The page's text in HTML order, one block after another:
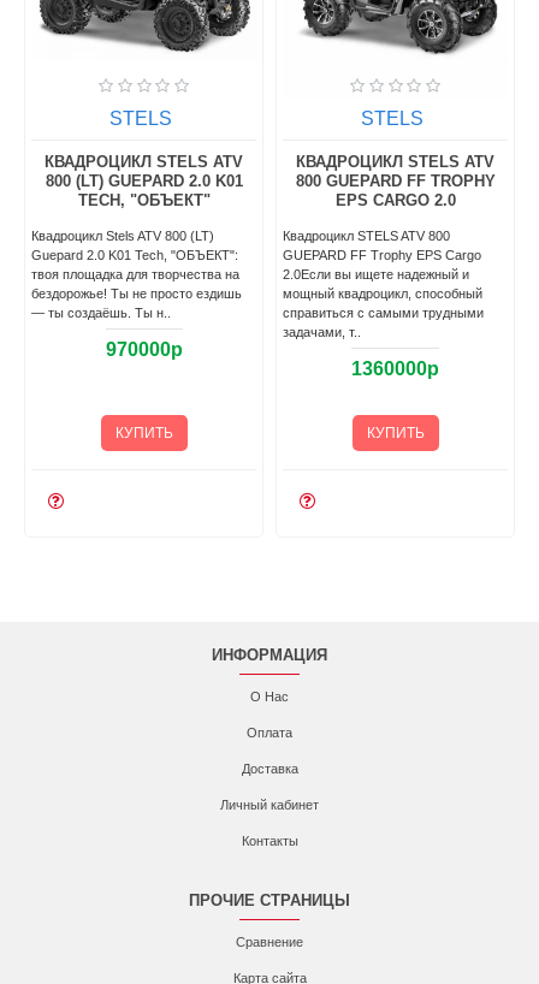
STELS
КВАДРОЦИКЛ STELS ATV
800 (LT) GUEPARD 2.0 K01
TECH, "ОБЪЕКТ"
Квадроцикл Stels ATV 800 (LT)
Guepard 2.0 K01 Tech, "ОБЪЕКТ":
твоя площадка для творчества на
бездорожье! Ты не просто ездишь
— ты создаёшь. Ты н..
970000р
КУПИТЬ
STELS
КВАДРОЦИКЛ STELS ATV
800 GUEPARD FF TROPHY
EPS CARGO 2.0
Квадроцикл STELS ATV 800
GUEPARD FF Trophy EPS Cargo
2.0Если вы ищете надежный и
мощный квадроцикл, способный
справиться с самыми трудными
задачами, т..
1360000р
КУПИТЬ
ИНФОРМАЦИЯ
О Нас
Оплата
Доставка
Личный кабинет
Контакты
ПРОЧИЕ СТРАНИЦЫ
Сравнение
Карта сайта